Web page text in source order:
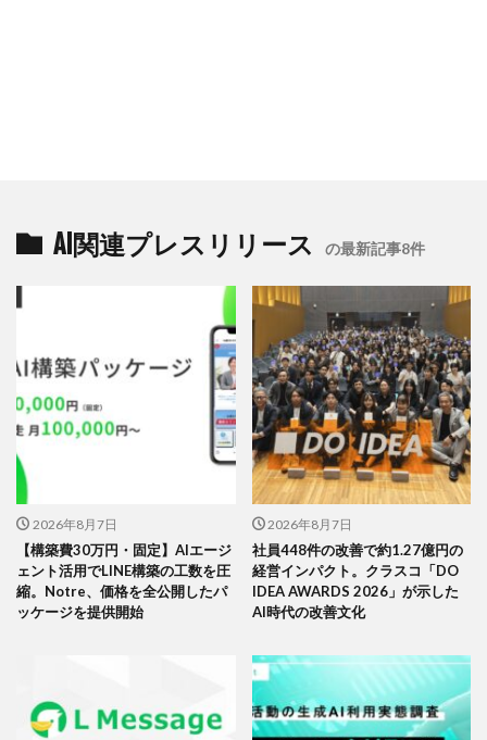
AI関連プレスリリース の最新記事8件
2026年8月7日
【構築費30万円・固定】AIエージ
ェント活用でLINE構築の工数を圧
縮。Notre、価格を全公開したパ
ッケージを提供開始
2026年8月7日
社員448件の改善で約1.27億円の
経営インパクト。クラスコ「DO
IDEA AWARDS 2026」が示した
AI時代の改善文化